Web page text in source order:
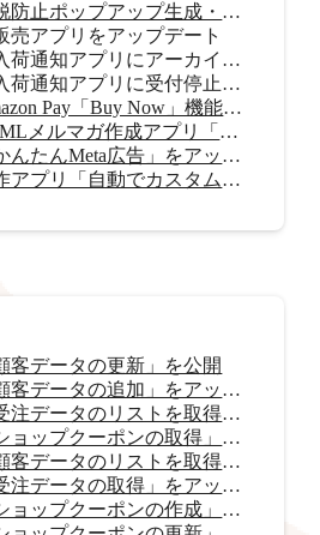
離脱防止ポップアップ生成・表示アプリ「OneCatch」リリース
売アプリをアップデート
再入荷通知アプリにアーカイブ機能を追加
再入荷通知アプリに受付停止表示機能を追加
Amazon Pay「Buy Now」機能をアップデート
HTMLメルマガ作成アプリ「AI HTMLメールマガジン」リリース
「かんたんMeta広告」をアップデート
新作アプリ「自動でカスタムラベル君」リリース
客データの更新」を公開
「顧客データの追加」をアップデート
「受注データのリストを取得」をアップデート
「ショップクーポンの取得」をアップデート
「顧客データのリストを取得」をアップデート
「受注データの取得」をアップデート
「ショップクーポンの作成」を公開